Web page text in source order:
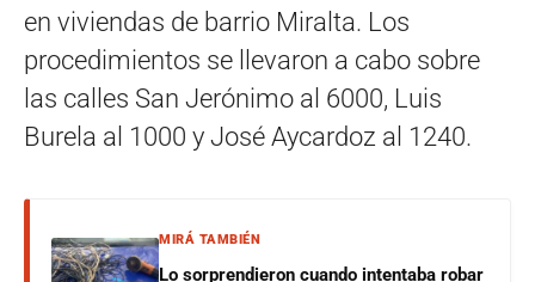
en viviendas de barrio Miralta. Los
procedimientos se llevaron a cabo sobre
las calles San Jerónimo al 6000, Luis
Burela al 1000 y José Aycardoz al 1240.
MIRÁ TAMBIÉN
Lo sorprendieron cuando intentaba robar